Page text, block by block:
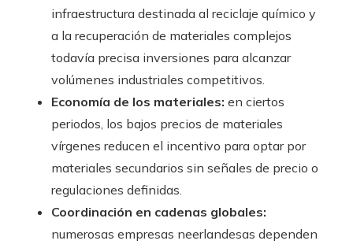
infraestructura destinada al reciclaje químico y
a la recuperación de materiales complejos
todavía precisa inversiones para alcanzar
volúmenes industriales competitivos.
Economía de los materiales: en ciertos
periodos, los bajos precios de materiales
vírgenes reducen el incentivo para optar por
materiales secundarios sin señales de precio o
regulaciones definidas.
Coordinación en cadenas globales:
numerosas empresas neerlandesas dependen